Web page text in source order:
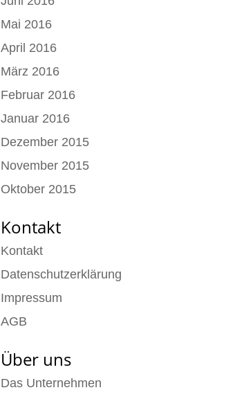
Mai 2016
April 2016
März 2016
Februar 2016
Januar 2016
Dezember 2015
November 2015
Oktober 2015
Kontakt
Kontakt
Datenschutzerklärung
Impressum
AGB
Über uns
Das Unternehmen